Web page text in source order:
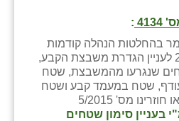
:
בהחלטות הנהלה קודמות
מס' 3666, 3590 ו- 2284 לעניין הגדרת משבצת הקבע,
שנגרעו מהמשבצת, שטח
שטח במעמד קבע ושטח
במעמד זמני, לעניין זה ראו חוזרינו מס' 5/2015
בעניין סימון שטחים